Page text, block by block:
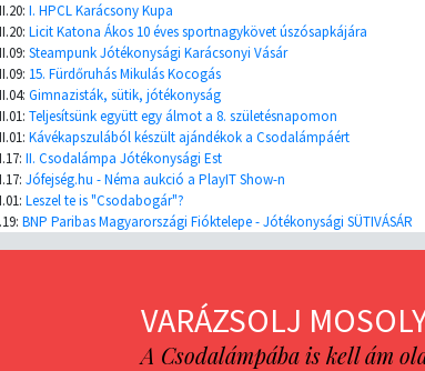
I. HPCL Karácsony Kupa
Licit Katona Ákos 10 éves sportnagykövet úszósapkájára
Steampunk Jótékonysági Karácsonyi Vásár
15. Fürdőruhás Mikulás Kocogás
Gimnazisták, sütik, jótékonyság
Teljesítsünk együtt egy álmot a 8. születésnapomon
Kávékapszulából készült ajándékok a Csodalámpáért
II. Csodalámpa Jótékonysági Est
Jófejség.hu - Néma aukció a PlayIT Show-n
Leszel te is "Csodabogár"?
BNP Paribas Magyarországi Fióktelepe - Jótékonysági SÜTIVÁSÁR
VARÁZSOLJ
A Csodalámpába is kell ám